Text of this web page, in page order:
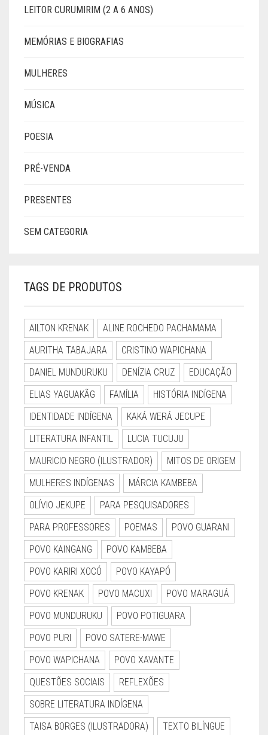
LEITOR CURUMIRIM (2 A 6 ANOS)
MEMÓRIAS E BIOGRAFIAS
MULHERES
MÚSICA
POESIA
PRÉ-VENDA
PRESENTES
SEM CATEGORIA
TAGS DE PRODUTOS
AILTON KRENAK
ALINE ROCHEDO PACHAMAMA
AURITHA TABAJARA
CRISTINO WAPICHANA
DANIEL MUNDURUKU
DENÍZIA CRUZ
EDUCAÇÃO
ELIAS YAGUAKÃG
FAMÍLIA
HISTÓRIA INDÍGENA
IDENTIDADE INDÍGENA
KAKÁ WERÁ JECUPE
LITERATURA INFANTIL
LUCIA TUCUJU
MAURICIO NEGRO (ILUSTRADOR)
MITOS DE ORIGEM
MULHERES INDÍGENAS
MÁRCIA KAMBEBA
OLÍVIO JEKUPE
PARA PESQUISADORES
PARA PROFESSORES
POEMAS
POVO GUARANI
POVO KAINGANG
POVO KAMBEBA
POVO KARIRI XOCÓ
POVO KAYAPÓ
POVO KRENAK
POVO MACUXI
POVO MARAGUÁ
POVO MUNDURUKU
POVO POTIGUARA
POVO PURI
POVO SATERE-MAWE
POVO WAPICHANA
POVO XAVANTE
QUESTÕES SOCIAIS
REFLEXÕES
SOBRE LITERATURA INDÍGENA
TAISA BORGES (ILUSTRADORA)
TEXTO BILÍNGUE